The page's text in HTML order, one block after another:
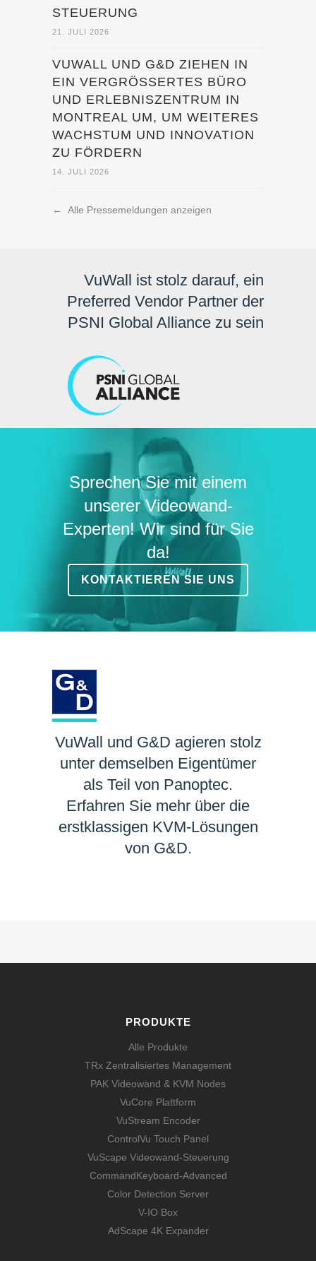
STEUERUNG
21. JULI 2026
VUWALL UND G&D ZIEHEN IN
EIN VERGRÖSSERTES BÜRO U
ND ERLEBNISZENTRUM IN M
ONTREAL UM, UM WEITERES W
ACHSTUM UND INNOVATION Z
U FÖRDERN
14. JULI 2026
← Alle Pressemeldungen anzeigen
VuWall ist stolz darauf, ein
Preferred Vendor Partner der
PSNI Global Alliance zu sein
Sprechen Sie mit einem
unserer Videowand-
Experten! Wir sind für Sie
da!
KONTAKTIEREN SIE UNS
VuWall und G&D agieren stolz
unter demselben Eigentümer
als Teil von Panoptec.
Erfahren Sie mehr über die
erstklassigen KVM-Lösungen
von G&D.
PRODUKTE
Alle Produkte
TRx Zentralisiertes Management
PAK Videowand & KVM Nodes
VuCore Plattform
VuStream Encoder
ControlVu Touch Panel
VuScape Videowand-Steuerung
CommandKeyboard-Advanced
Color Detection Server
V-IO Box
AdScape 4K Expander